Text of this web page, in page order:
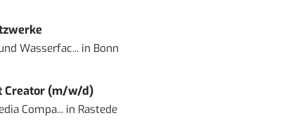
Wasserfac...in Bonn
Creator (m/w/d)
Compa...in Rastede